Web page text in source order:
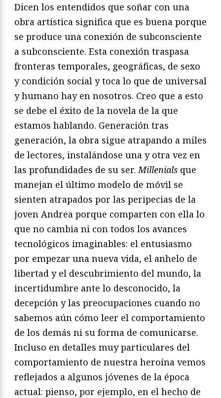
Dicen los entendidos que soñar con una
obra artística significa que es buena porque
se produce una conexión de subconsciente
a subconsciente. Esta conexión traspasa
fronteras temporales, geográficas, de sexo
y condición social y toca lo que de universal
y humano hay en nosotros. Creo que a esto
se debe el éxito de la novela de la que
estamos hablando. Generación tras
generación, la obra sigue atrapando a miles
de lectores, instalándose una y otra vez en
las profundidades de su ser. Millenials que
manejan el último modelo de móvil se
sienten atrapados por las peripecias de la
joven Andrea porque comparten con ella lo
que no cambia ni con todos los avances
tecnológicos imaginables: el entusiasmo
por empezar una nueva vida, el anhelo de
libertad y el descubrimiento del mundo, la
incertidumbre ante lo desconocido, la
decepción y las preocupaciones cuando no
sabemos aún cómo leer el comportamiento
de los demás ni su forma de comunicarse.
Incluso en detalles muy particulares del
comportamiento de nuestra heroína vemos
reflejados a algunos jóvenes de la época
actual: pienso, por ejemplo, en el hecho de